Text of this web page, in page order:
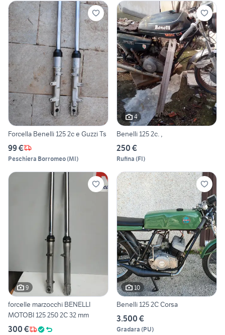
Forcella Benelli 125 2c e Guzzi Ts
99 €
Peschiera Borromeo(MI)
4
Benelli 125 2c. ,
250 €
Rufina (FI)
9
forcelle marzocchi BENELLI
MOTOBI 125 250 2C 32 mm
300 €
10
Benelli 125 2C Corsa
3.500 €
Gradara (PU)